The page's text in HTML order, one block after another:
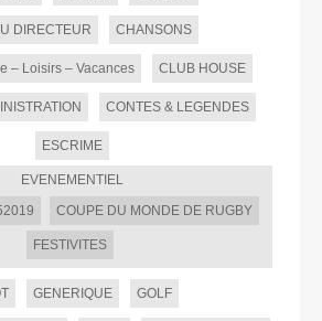
DIRECTEUR CHANSONS
– Loisirs – Vacances CLUB HOUSE
CONTES & LEGENDES
ESCRIME
EVENEMENTIEL
COUPE DU MONDE DE RUGBY
FESTIVITES
GENERIQUE GOLF